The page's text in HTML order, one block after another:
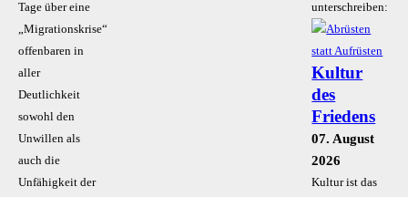
Tage über eine
„Migrationskrise“
offenbaren in
aller
Deutlichkeit
sowohl den
Unwillen als
auch die
Unfähigkeit der
unterschreiben:
Kultur
des
Friedens
07. August
2026
Kultur ist das